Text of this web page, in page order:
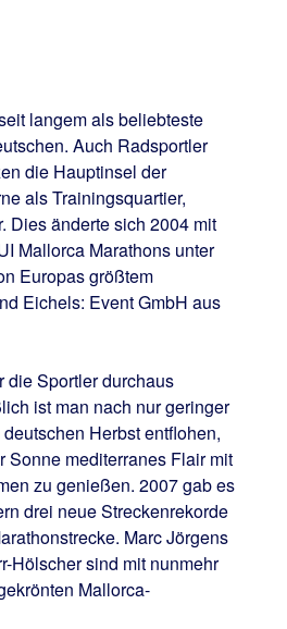
langem als beliebteste
Auch Radsportler
die Hauptinsel der
als Trainingsquartier,
Dies änderte sich 2004 mit
Mallorca Marathons unter
Europas größtem
Eichels: Event GmbH aus
die Sportler durchaus
ist man nach nur geringer
Herbst entflohen,
Sonne mediterranes Flair mit
zu genießen. 2007 gab es
drei neue Streckenrekorde
Marc Jörgens
Hölscher sind mit nunmehr
Mallorca-